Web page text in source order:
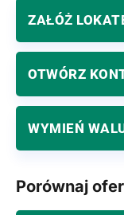
ZAŁÓŻ
OTWÓRZ
WYMIEŃ
Porównaj